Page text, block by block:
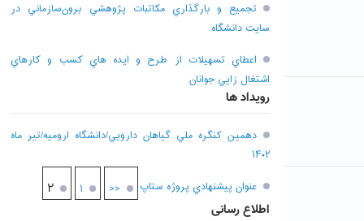
تجميع و بارگذاري مکاتبات پژوهشي برون‌سازماني در
سايت دانشگاه
اعطاي تسهيلات از طرح و ايده هاي کسب و کارهاي
اشتغال زايي جوانان
رویداد ها
دهمين کنگره ملي گياهان دارويي/دانشگاه اروميه/تير ماه
۱۴۰۲
عنوان پيشنهادي پروژه ستاپ
<< ۱ ۲
اطلاع رسانی